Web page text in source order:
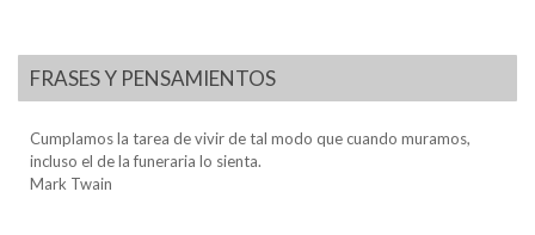
FRASES Y PENSAMIENTOS
Cumplamos la tarea de vivir de tal modo que cuando muramos,
incluso el de la funeraria lo sienta.
Mark Twain